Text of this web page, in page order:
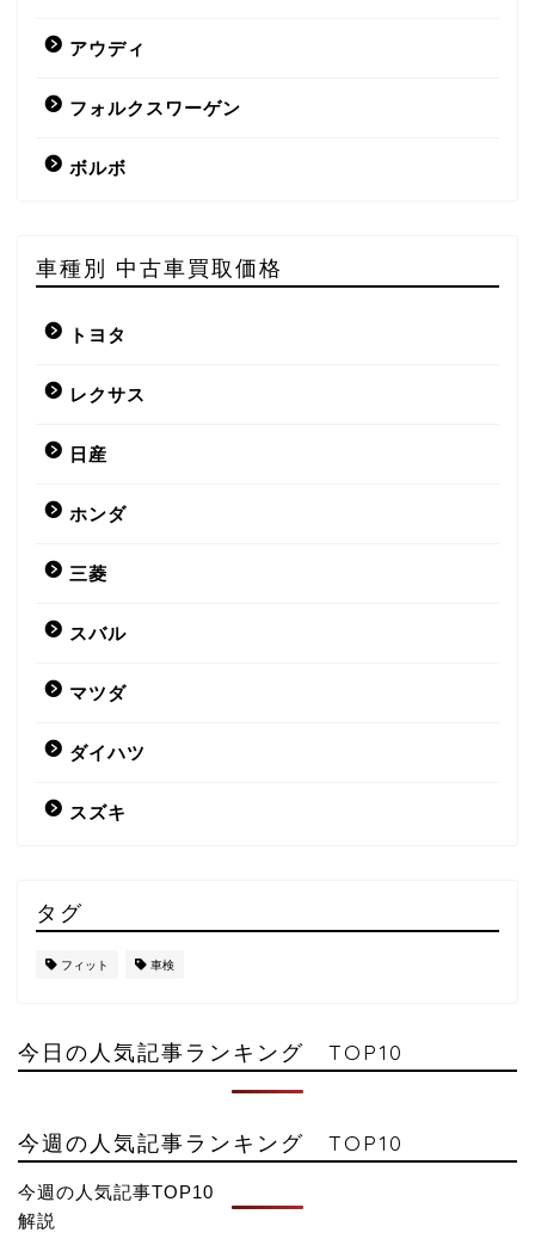
アウディ
フォルクスワーゲン
ボルボ
車種別 中古車買取価格
トヨタ
レクサス
日産
ホンダ
三菱
スバル
マツダ
ダイハツ
スズキ
タグ
フィット 車検
今日の人気記事ランキング TOP10
今週の人気記事ランキング TOP10
今週の人気記事TOP10
解説